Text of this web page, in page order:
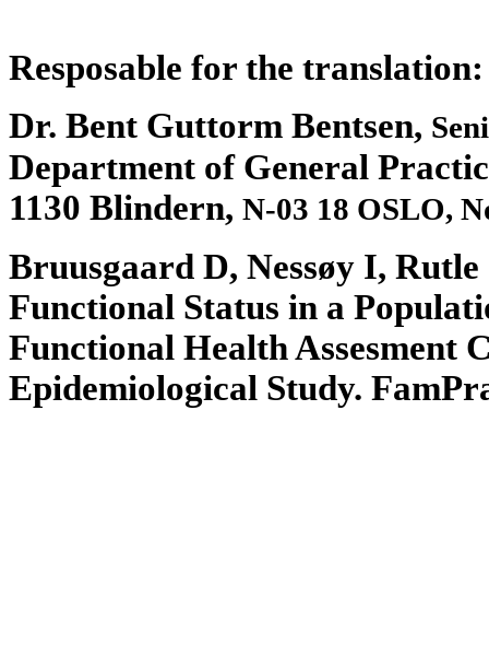
Resposable for the translation:
Dr. Bent Guttorm Bentsen,
Department of General
1130 Blindern, N-03 18 OSLO,
Bruusgaard D, Nessøy I,
Functional Status in a
Functional Health Assesment
Epidemiological Study.